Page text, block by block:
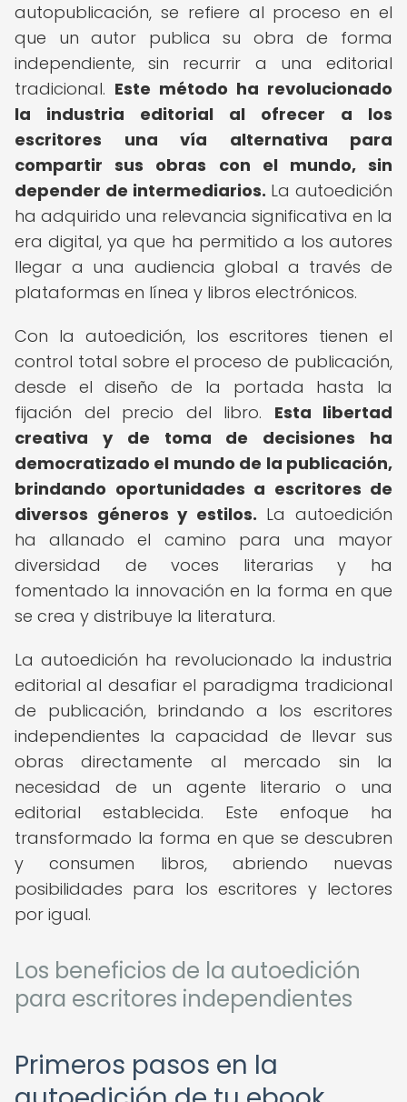
autopublicación, se refiere al proceso en el
que un autor publica su obra de forma
independiente, sin recurrir a una editorial
tradicional. Este método ha revolucionado
la industria editorial al ofrecer a los
escritores una vía alternativa para
compartir sus obras con el mundo, sin
depender de intermediarios. La autoedición
ha adquirido una relevancia significativa en la
era digital, ya que ha permitido a los autores
llegar a una audiencia global a través de
plataformas en línea y libros electrónicos.
Con la autoedición, los escritores tienen el
control total sobre el proceso de publicación,
desde el diseño de la portada hasta la
fijación del precio del libro. Esta libertad
creativa y de toma de decisiones ha
democratizado el mundo de la publicación,
brindando oportunidades a escritores de
diversos géneros y estilos. La autoedición
ha allanado el camino para una mayor
diversidad de voces literarias y ha
fomentado la innovación en la forma en que
se crea y distribuye la literatura.
La autoedición ha revolucionado la industria
editorial al desafiar el paradigma tradicional
de publicación, brindando a los escritores
independientes la capacidad de llevar sus
obras directamente al mercado sin la
necesidad de un agente literario o una
editorial establecida. Este enfoque ha
transformado la forma en que se descubren
y consumen libros, abriendo nuevas
posibilidades para los escritores y lectores
por igual.
Los beneficios de la autoedición
para escritores independientes
Primeros pasos en la